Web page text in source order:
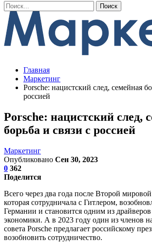
Главная
Маркетинг
Porsche: нацистский след, семейная
россией
Porsche: нацистский след,
борьба и связи с россией
Маркетинг
Опубликовано Сен 30, 2023
0 362
Поделится
Всего через два года после Второй
которая сотрудничала с Гитлером,
Германии и становится одним из
экономики. А в 2023 году один из членов
совета Porsche предлагает российскому
возобновить сотрудничество.